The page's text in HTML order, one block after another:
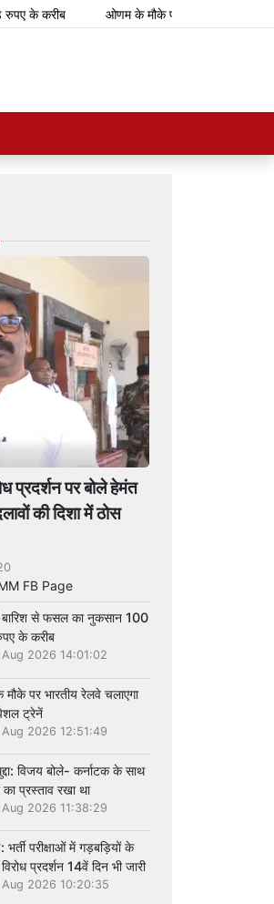
ओणम के मौके पर भारतीय रेलवे चलाएगा
प्रदर्शन पर बोले हेमंत
की दिशा में ठोस
FB Page
से फसल का नुकसान 100
के करीब
2026 14:01:02
पर भारतीय रेलवे चलाएगा
ट्रेनें
2026 12:51:49
विजय बोले- कर्नाटक के साथ
का प्रस्ताव रखा था
2026 11:38:29
परीक्षाओं में गड़बड़ियों के
प्रदर्शन 14वें दिन भी जारी
2026 10:20:35